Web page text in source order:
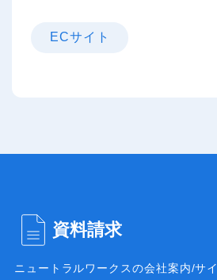
ECサイト
資料請求
ニュートラルワークスの会社案内/サ